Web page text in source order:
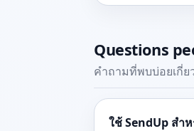
Questions
คำถามที่พบบ่อยเกี่
ใช้ SendUp สำ